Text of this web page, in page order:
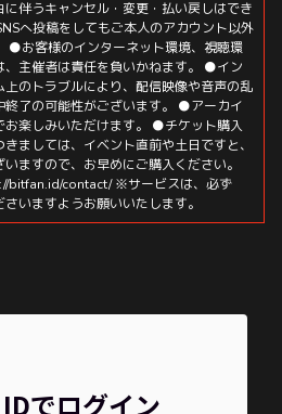
伴うキャンセル・変更・払い戻しはでき
へ投稿をしてもご本人のアカウント以外
●お客様のインターネット環境、視聴環
、主催者は責任を負いかねます。 ●イン
のトラブルにより、配信映像や音声の乱
終了の可能性がございます。 ●アーカイ
お楽しみいただけます。 ●チケット購入
ましては、イベント直前や土日ですと、
ますので、お早めにご購入ください。
bitfan.id/contact/ ※サービスは、必ず
さいますようお願いいたします。
でログイン